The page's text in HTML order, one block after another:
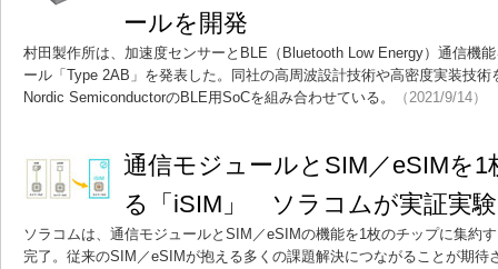
ールを開発
村田製作所は、加速度センサーとBLE（Bluetooth Low Energy）通信機
ール「Type 2AB」を発表した。同社の高周波設計技術や高密度実装技
Nordic SemiconductorのBLE用SoCを組み合わせている。
（2021/9/14）
通信モジュールとSIM／eSIMを
る「iSIM」 ソラコムが実証実験
ソラコムは、通信モジュールとSIM／eSIMの機能を1枚のチップに集約
完了。従来のSIM／eSIMが抱える多くの課題解決につながることが期待